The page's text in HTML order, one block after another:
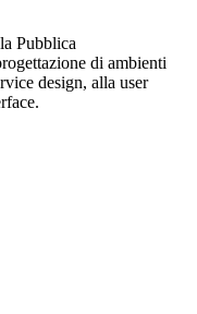
Pubblica
di ambienti
design, alla user